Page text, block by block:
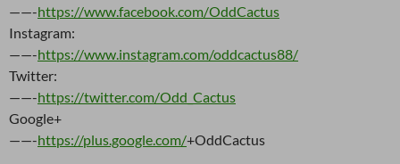
——-https://www.facebook.com/OddCactus
Instagram:
——-https://www.instagram.com/oddcactus88/
Twitter:
——-https://twitter.com/Odd_Cactus
Google+
——-https://plus.google.com/+OddCactus